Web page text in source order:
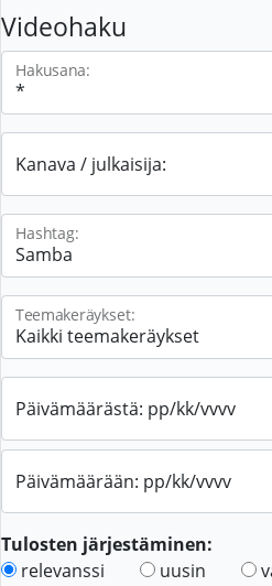
Videohaku
Hakusana:
Kanava / julkaisija:
Hashtag:
Teemakeräykset:
Päivämäärästä: pp/kk/vvvv
Päivämäärään: pp/kk/vvvv
Tulosten järjestäminen:
relevanssi
uusin